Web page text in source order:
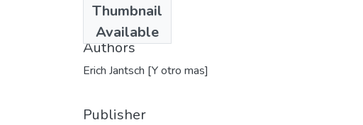
Thumbnail
Available
1970
Authors
Erich Jantsch [Y otro mas]
Publisher